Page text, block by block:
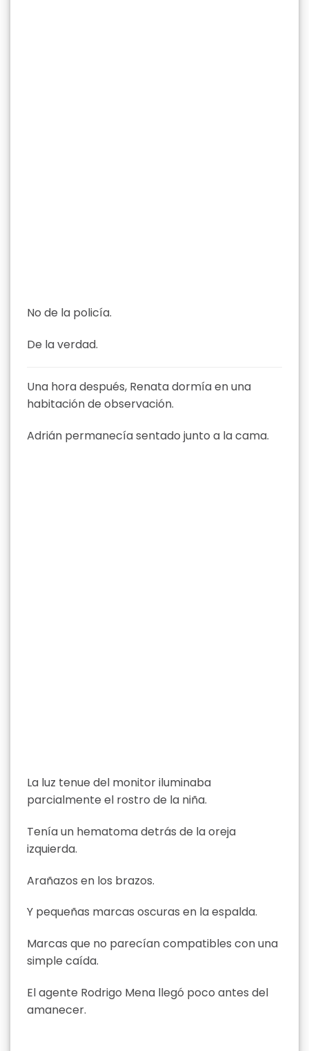
No de la policía.
De la verdad.
Una hora después, Renata dormía en una
habitación de observación.
Adrián permanecía sentado junto a la cama.
La luz tenue del monitor iluminaba
parcialmente el rostro de la niña.
Tenía un hematoma detrás de la oreja
izquierda.
Arañazos en los brazos.
Y pequeñas marcas oscuras en la espalda.
Marcas que no parecían compatibles con una
simple caída.
El agente Rodrigo Mena llegó poco antes del
amanecer.